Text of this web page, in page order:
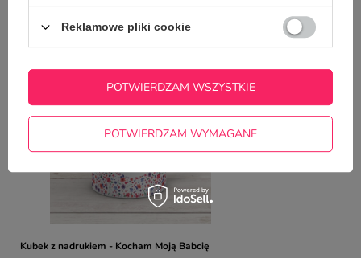
NAJCZĘŚCIEJ KUPOWANE Z
TYM TOWAREM
Kubek z nadrukiem - Kocham Moją Babcię
22,50 zł
Reklamowe pliki cookie
POTWIERDZAM WYMAGANE
POTWIERDZAM WSZYSTKIE